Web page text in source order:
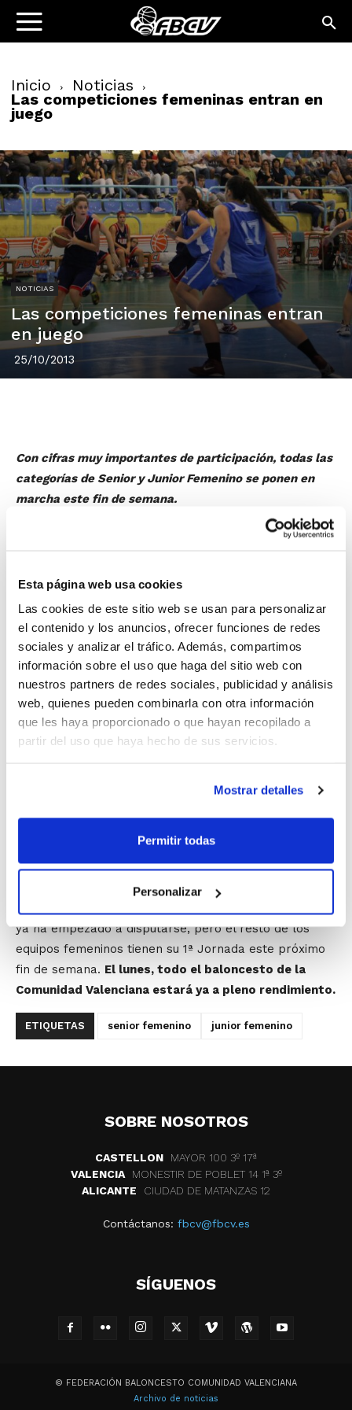
Esta página web usa cookies
Las cookies de este sitio web se usan para personalizar
el contenido y los anuncios, ofrecer funciones de redes
sociales y analizar el tráfico. Además, compartimos
información sobre el uso que haga del sitio web con
nuestros partners de redes sociales, publicidad y análisis
web, quienes pueden combinarla con otra información
que les haya proporcionado o que hayan recopilado a
partir del uso que haya hecho de sus servicios.
Mostrar detalles
Permitir todas
Personalizar
Inicio Noticias
Las competiciones femeninas entran en
juego
NOTICIAS
Las competiciones femeninas entran
en juego
25/10/2013
Con cifras muy importantes de participación, todas las
categorías de Senior y Junior Femenino se ponen en
marcha este fin de semana.
Con el inicio de la mayoría de competiciones IR, muy
pocas categorías de nuestro baloncesto quedaban por
semana. Son Senior Femenino, Junior Femenino,
Cadete Masculino Nivel 2, Cadete Masculino Nivel 3 y
Cadete Femenino Nivel 2.
Entre todas ellas, destacan las competiciones
femeninas, que este año han adoptado un nuevo
sistema de competición que favorece la proximidad
geográfica dentro de la primera fase y la máxima
igualdad competitiva en la segunda fase en función del
competiciones se presentan muy atractivas en esta
nueva temporada.
ya ha empezado a disputarse, pero el resto de los
equipos femeninos tienen su 1ª Jornada este próximo
fin de semana. El lunes, todo el baloncesto de la
Comunidad Valenciana estará ya a pleno rendimiento.
ETIQUETAS senior femenino junior femenino
SOBRE NOSOTROS
CASTELLON
MAYOR 100 3º 17ª
VALENCIA
MONESTIR DE POBLET 14 1ª 3º
ALICANTE
CIUDAD DE MATANZAS 12
Contáctanos: fbcv@fbcv.es
SÍGUENOS
© FEDERACIÓN BALONCESTO COMUNIDAD VALENCIANA
Archivo de noticias